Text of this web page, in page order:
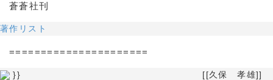
蒼蒼社刊
著作リスト
======================
}} [[久保 孝雄]]